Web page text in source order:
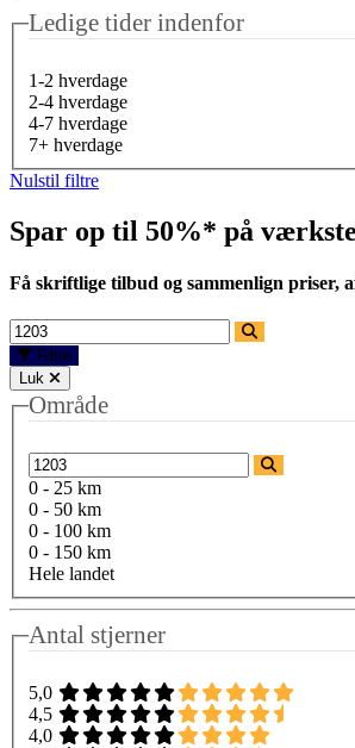
Ledige tider indenfor
1-2 hverdage
2-4 hverdage
4-7 hverdage
7+ hverdage
Nulstil filtre
Spar op til 50%* på
Få skriftlige tilbud og sammenlign priser,
Filtre
Luk
Område
0 - 25 km
0 - 50 km
0 - 100 km
0 - 150 km
Hele landet
Antal stjerner
5,0
4,5
4,0